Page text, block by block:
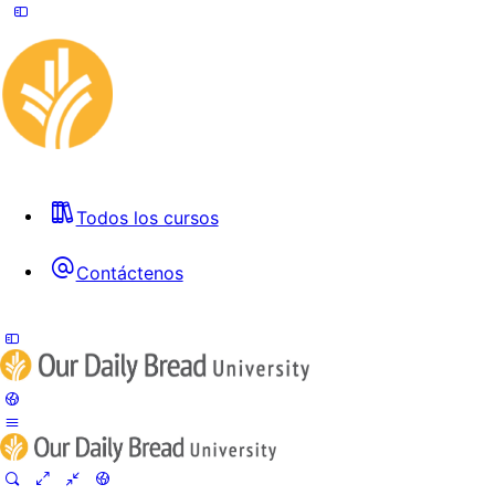
Todos los cursos
Contáctenos
Side
Panel